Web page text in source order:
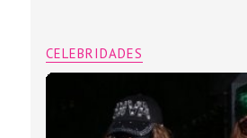
CELEBRIDADES